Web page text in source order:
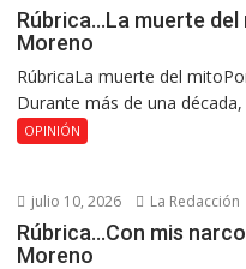
Rúbrica…La muerte
Moreno
RúbricaLa muerte del
Durante más de una década,
OPINIÓN
julio 10, 2026 La Redacción
Rúbrica…Con mis
Moreno